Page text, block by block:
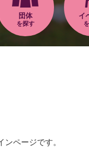
団体
を探す
イ
ンページです。